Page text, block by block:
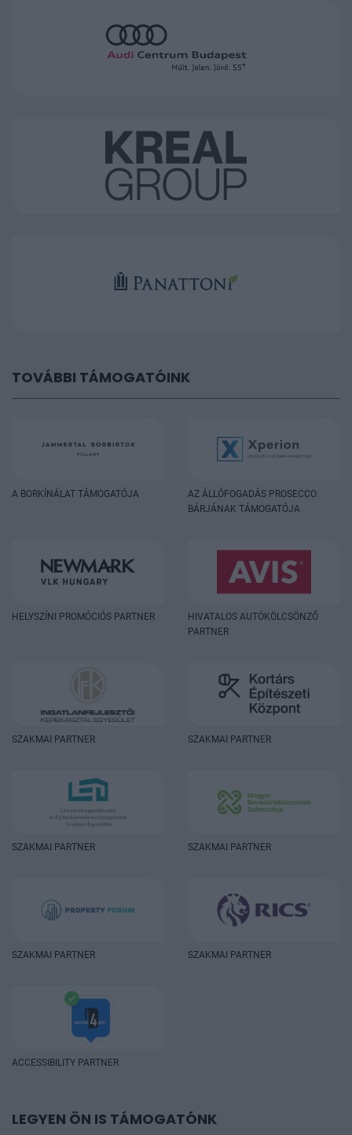
TOVÁBBI TÁMOGATÓINK
A BORKÍNÁLAT TÁMOGATÓJA
AZ ÁLLÓFOGADÁS PROSECCO
BÁRJÁNAK TÁMOGATÓJA
HELYSZÍNI PROMÓCIÓS PARTNER
HIVATALOS AUTÓKÖLCSÖNZŐ
PARTNER
SZAKMAI PARTNER SZAKMAI PARTNER
SZAKMAI PARTNER SZAKMAI PARTNER
SZAKMAI PARTNER SZAKMAI PARTNER
ACCESSIBILITY PARTNER
LEGYEN ÖN IS TÁMOGATÓNK